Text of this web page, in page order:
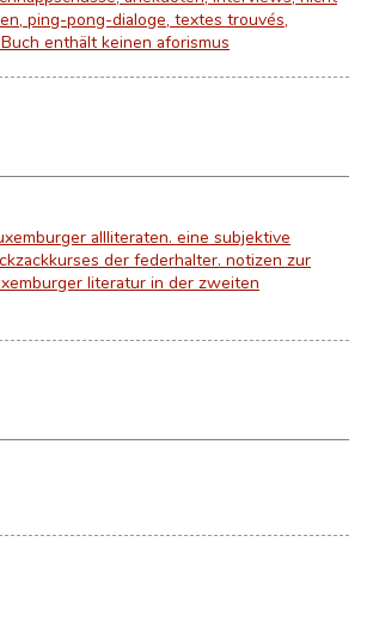
ping-pong-dialoge, textes trouvés,
enthält keinen aforismus
allliteraten. eine subjektive
der federhalter. notizen zur
literatur in der zweiten